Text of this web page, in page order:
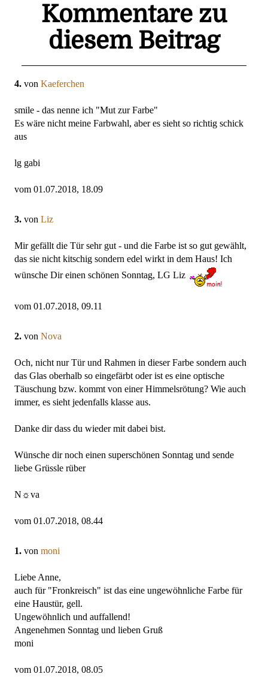
Kommentare zu
diesem Beitrag
4. von Kaeferchen
smile - das nenne ich "Mut zur Farbe"
Es wäre nicht meine Farbwahl, aber es sieht so richtig schick
aus
lg gabi
vom 01.07.2018, 18.09
3. von Liz
Mir gefällt die Tür sehr gut - und die Farbe ist so gut gewählt,
das sie nicht kitschig sondern edel wirkt in dem Haus! Ich
wünsche Dir einen schönen Sonntag, LG Liz
vom 01.07.2018, 09.11
2. von Nova
Och, nicht nur Tür und Rahmen in dieser Farbe sondern auch
das Glas oberhalb so eingefärbt oder ist es eine optische
Täuschung bzw. kommt von einer Himmelsrötung? Wie auch
immer, es sieht jedenfalls klasse aus.
Danke dir dass du wieder mit dabei bist.
Wünsche dir noch einen superschönen Sonntag und sende
liebe Grüssle rüber
N☼va
vom 01.07.2018, 08.44
1. von moni
Liebe Anne,
auch für "Fronkreisch" ist das eine ungewöhnliche Farbe für
eine Haustür, gell.
Ungewöhnlich und auffallend!
Angenehmen Sonntag und lieben Gruß
moni
vom 01.07.2018, 08.05